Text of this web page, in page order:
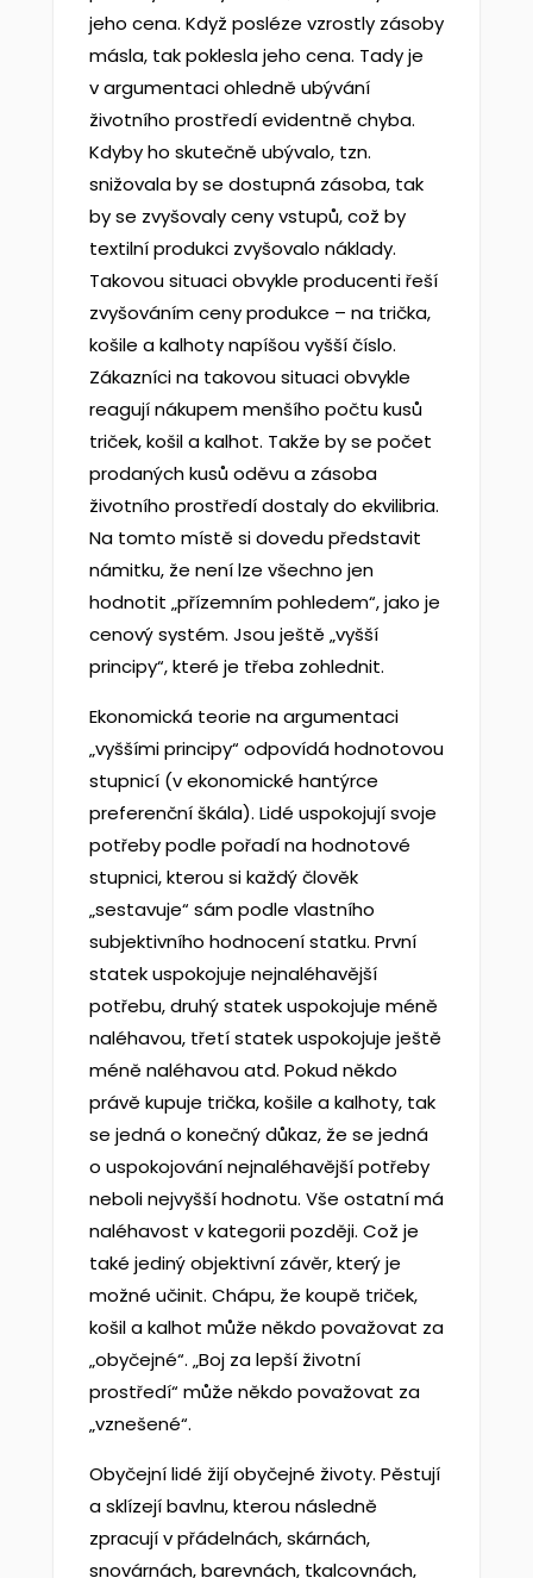
jeho cena. Když posléze vzrostly zásoby
másla, tak poklesla jeho cena. Tady je
v argumentaci ohledně ubývání
životního prostředí evidentně chyba.
Kdyby ho skutečně ubývalo, tzn.
snižovala by se dostupná zásoba, tak
by se zvyšovaly ceny vstupů, což by
textilní produkci zvyšovalo náklady.
Takovou situaci obvykle producenti řeší
zvyšováním ceny produkce – na trička,
košile a kalhoty napíšou vyšší číslo.
Zákazníci na takovou situaci obvykle
reagují nákupem menšího počtu kusů
triček, košil a kalhot. Takže by se počet
prodaných kusů oděvu a zásoba
životního prostředí dostaly do ekvilibria.
Na tomto místě si dovedu představit
námitku, že není lze všechno jen
hodnotit „přízemním pohledem“, jako je
cenový systém. Jsou ještě „vyšší
principy“, které je třeba zohlednit.
Ekonomická teorie na argumentaci
„vyššími principy“ odpovídá hodnotovou
stupnicí (v ekonomické hantýrce
preferenční škála). Lidé uspokojují svoje
potřeby podle pořadí na hodnotové
stupnici, kterou si každý člověk
„sestavuje“ sám podle vlastního
subjektivního hodnocení statku. První
statek uspokojuje nejnaléhavější
potřebu, druhý statek uspokojuje méně
naléhavou, třetí statek uspokojuje ještě
méně naléhavou atd. Pokud někdo
právě kupuje trička, košile a kalhoty, tak
se jedná o konečný důkaz, že se jedná
o uspokojování nejnaléhavější potřeby
neboli nejvyšší hodnotu. Vše ostatní má
naléhavost v kategorii později. Což je
také jediný objektivní závěr, který je
možné učinit. Chápu, že koupě triček,
košil a kalhot může někdo považovat za
„obyčejné“. „Boj za lepší životní
prostředí“ může někdo považovat za
„vznešené“.
Obyčejní lidé žijí obyčejné životy. Pěstují
a sklízejí bavlnu, kterou následně
zpracují v přádelnách, skárnách,
snovárnách, barevnách, tkalcovnách,